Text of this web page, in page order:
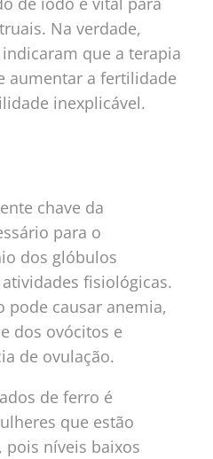
Na verdade,
que a terapia
aumentar a fertilidade
inexplicável.
chave da
para o
dos glóbulos
fisiológicas.
pode causar anemia,
dos ovócitos e
de ovulação.
de ferro é
que estão
níveis baixos